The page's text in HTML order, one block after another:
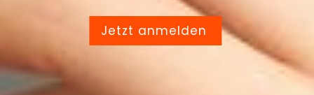
Jetzt anmelden